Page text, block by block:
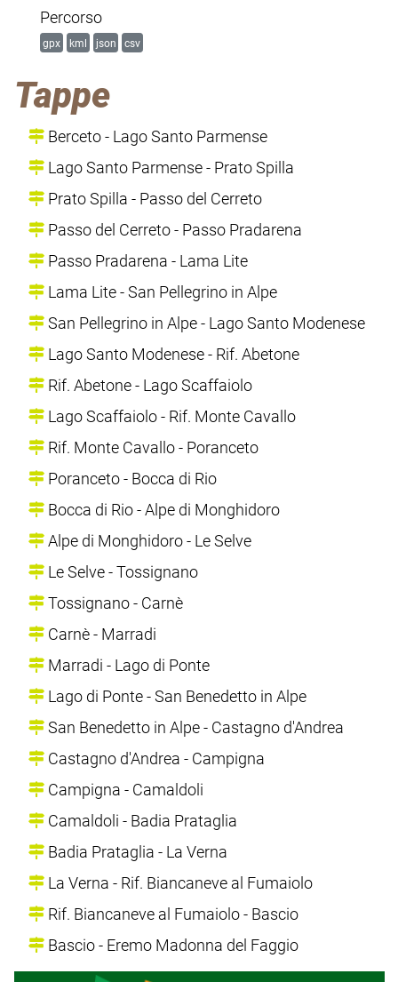
Percorso
gpx kml json csv
Tappe
Berceto - Lago Santo Parmense
Lago Santo Parmense - Prato Spilla
Prato Spilla - Passo del Cerreto
Passo del Cerreto - Passo Pradarena
Passo Pradarena - Lama Lite
Lama Lite - San Pellegrino in Alpe
San Pellegrino in Alpe - Lago Santo Modenese
Lago Santo Modenese - Rif. Abetone
Rif. Abetone - Lago Scaffaiolo
Lago Scaffaiolo - Rif. Monte Cavallo
Rif. Monte Cavallo - Poranceto
Poranceto - Bocca di Rio
Bocca di Rio - Alpe di Monghidoro
Alpe di Monghidoro - Le Selve
Le Selve - Tossignano
Tossignano - Carnè
Carnè - Marradi
Marradi - Lago di Ponte
Lago di Ponte - San Benedetto in Alpe
San Benedetto in Alpe - Castagno d'Andrea
Castagno d'Andrea - Campigna
Campigna - Camaldoli
Camaldoli - Badia Prataglia
Badia Prataglia - La Verna
La Verna - Rif. Biancaneve al Fumaiolo
Rif. Biancaneve al Fumaiolo - Bascio
Bascio - Eremo Madonna del Faggio